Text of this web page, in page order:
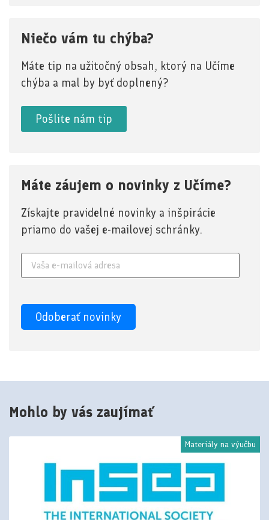
Niečo vám tu chýba?
Máte tip na užitočný obsah, ktorý na Učíme
chýba a mal by byť doplnený?
Pošlite nám tip
Máte záujem o novinky z Učíme?
Získajte pravidelné novinky a inšpirácie
priamo do vašej e-mailovej schránky.
Mohlo by vás zaujímať
Materiály na výučbu